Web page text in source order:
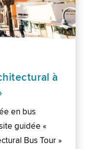
à
en bus
guidée «
Bus Tour »